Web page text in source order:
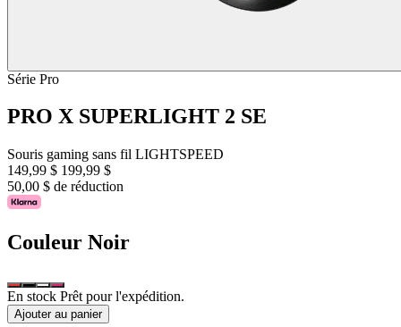
Série Pro
PRO X SUPERLIGHT 2 SE
Souris gaming sans fil LIGHTSPEED
149,99 $ 199,99 $
50,00 $ de réduction
Couleur Noir
En stock Prêt pour l'expédition.
Ajouter au panier